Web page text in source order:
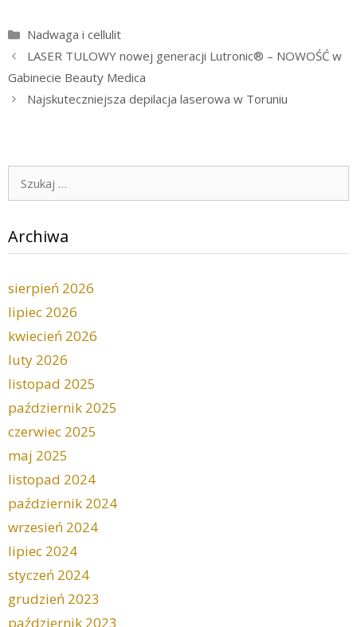
Kategorie
Nadwaga i cellulit
LASER TULOWY nowej generacji Lutronic® – NOWOŚĆ w
Gabinecie Beauty Medica
Najskuteczniejsza depilacja laserowa w Toruniu
Szukaj:
Archiwa
sierpień 2026
lipiec 2026
kwiecień 2026
luty 2026
listopad 2025
październik 2025
czerwiec 2025
maj 2025
listopad 2024
październik 2024
wrzesień 2024
lipiec 2024
styczeń 2024
grudzień 2023
październik 2023